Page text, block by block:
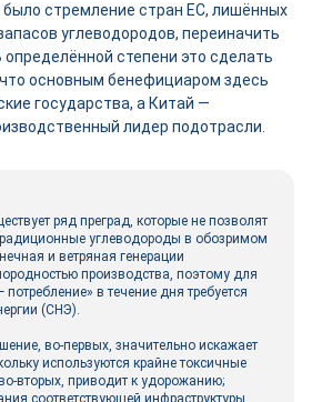
стремление стран ЕС, лишённых
углеводородов, переиначить
степени это сделать
основным бенефициаром здесь
государства, а Китай —
лидер подотрасли.
ряд преград, которые не позволят
углеводороды в обозримом
и ветряная генерации
производства, поэтому для
в течение дня требуется
(СНЭ).
во‑первых, значительно искажает
используются крайне токсичные
приводит к удорожанию;
соответствующей инфраструктуры